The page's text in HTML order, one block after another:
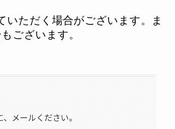
いただく場合がございます。ま
ございます。
メールください。